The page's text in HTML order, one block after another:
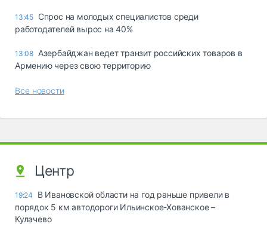
13:45 Спрос на молодых специалистов среди
работодателей вырос на 40%
13:08 Азербайджан ведет транзит российских товаров в
Армению через свою территорию
Все новости
Центр
19:24
В Ивановской области на год раньше привели в
порядок 5 км автодороги Ильинское-Хованское –
Кулачево